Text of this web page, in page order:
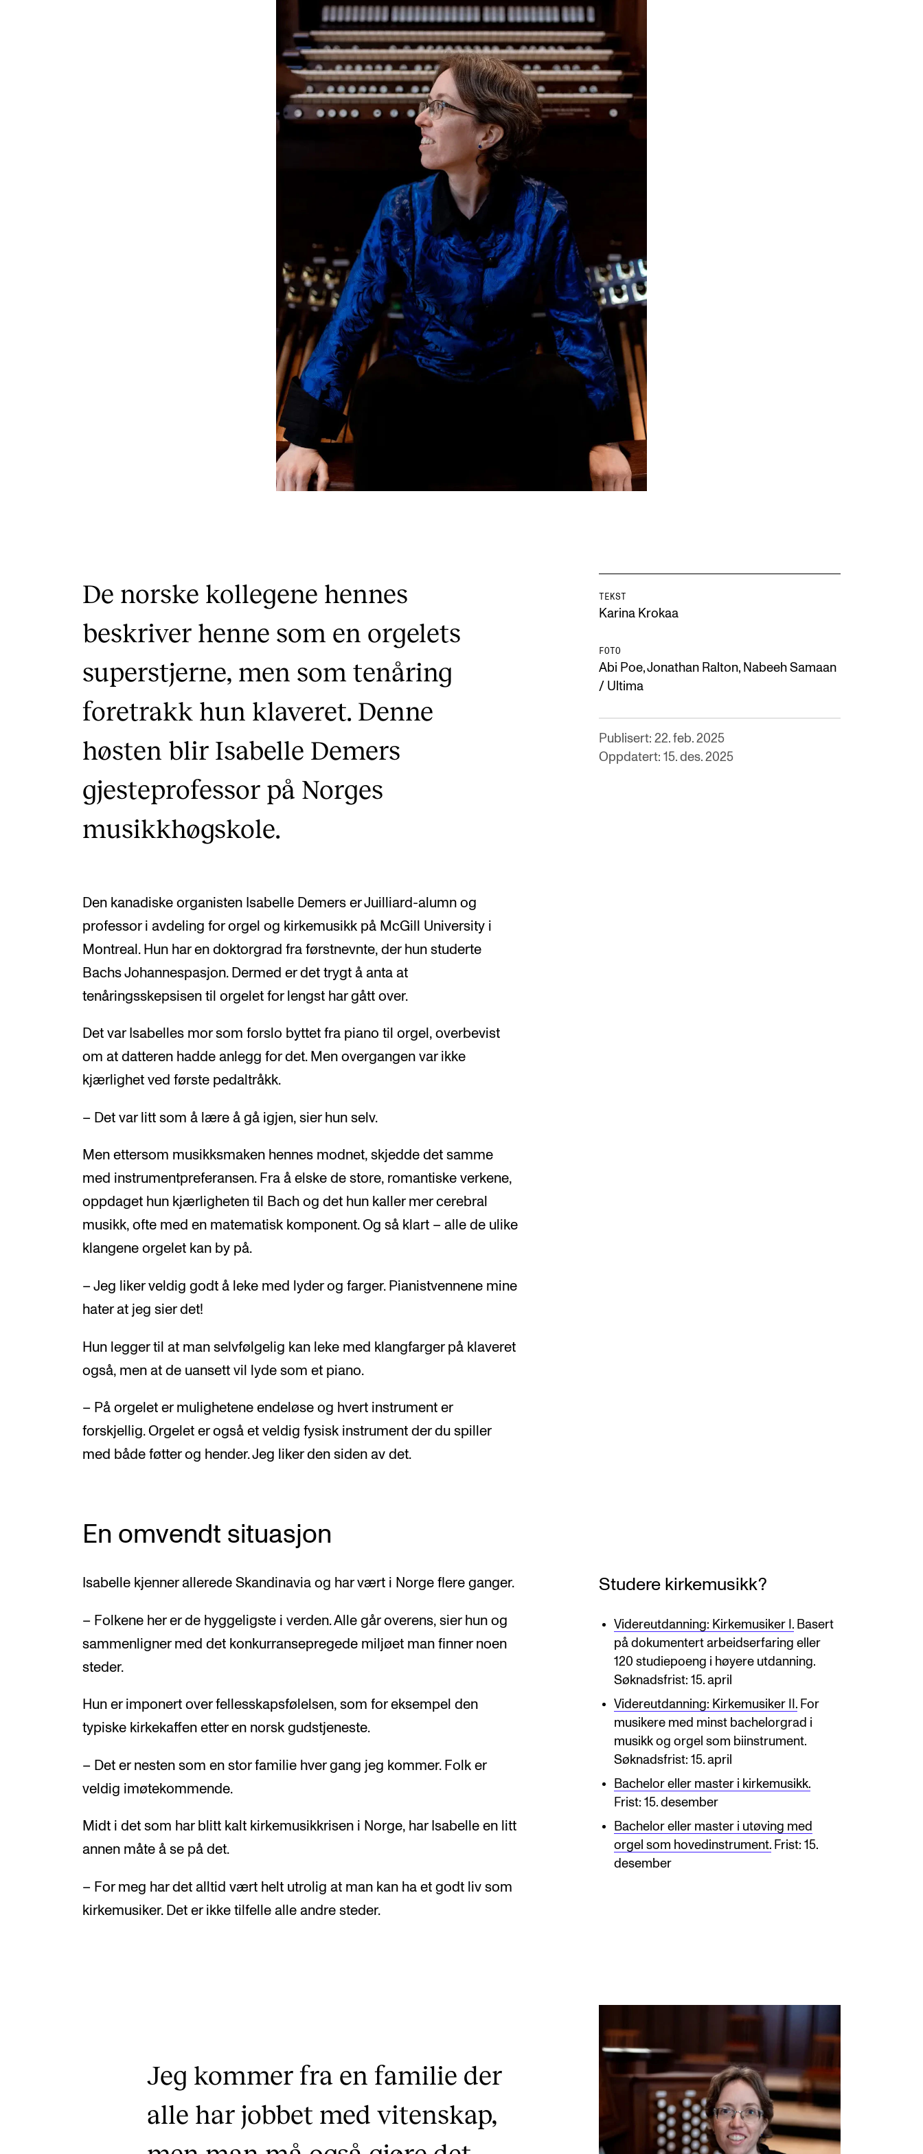
For ph.d.-programmet i musikkforskning
KONSERTER OG ARRANGEMENTER
Arrangementer for ansatte
Gjennomføre konserter og arrangementer
Markedsføring, program og plakat
Låne utstyr – lyd, lys og video
Konsertopptak
ORGANISASJON
Aktuelle saker
Strategier, planer og rapporter
Hvem gjør hva i administrasjonen
De norske kollegene hennes
beskriver henne som en orgelets
superstjerne, men som tenåring
foretrakk hun klaveret. Denne
høsten blir Isabelle Demers
gjesteprofessor på Norges
musikkhøgskole.
TEKST
Karina Krokaa
FOTO
Abi Poe, Jonathan Ralton, Nabeeh Samaan
/ Ultima
Publisert: 22. feb. 2025
Oppdatert: 15. des. 2025
Den kanadiske organisten Isabelle Demers er Juilliard-alumn og
professor i avdeling for orgel og kirkemusikk på McGill University i
Montreal. Hun har en doktorgrad fra førstnevnte, der hun studerte
Bachs Johannespasjon. Dermed er det trygt å anta at
tenåringsskepsisen til orgelet for lengst har gått over.
Det var Isabelles mor som forslo byttet fra piano til orgel, overbevist
om at datteren hadde anlegg for det. Men overgangen var ikke
kjærlighet ved første pedaltråkk.
– Det var litt som å lære å gå igjen, sier hun selv.
Men ettersom musikksmaken hennes modnet, skjedde det samme
med instrumentpreferansen. Fra å elske de store, romantiske verkene,
oppdaget hun kjærligheten til Bach og det hun kaller mer cerebral
musikk, ofte med en matematisk komponent. Og så klart – alle de ulike
klangene orgelet kan by på.
– Jeg liker veldig godt å leke med lyder og farger. Pianistvennene mine
hater at jeg sier det!
Hun legger til at man selvfølgelig kan leke med klangfarger på klaveret
også, men at de uansett vil lyde som et piano.
– På orgelet er mulighetene endeløse og hvert instrument er
forskjellig. Orgelet er også et veldig fysisk instrument der du spiller
med både føtter og hender. Jeg liker den siden av det.
En omvendt situasjon
Isabelle kjenner allerede Skandinavia og har vært i Norge flere ganger.
– Folkene her er de hyggeligste i verden. Alle går overens, sier hun og
sammenligner med det konkurransepregede miljøet man finner noen
steder.
Hun er imponert over fellesskapsfølelsen, som for eksempel den
typiske kirkekaffen etter en norsk gudstjeneste.
– Det er nesten som en stor familie hver gang jeg kommer. Folk er
veldig imøtekommende.
Midt i det som har blitt kalt kirkemusikkrisen i Norge, har Isabelle en litt
annen måte å se på det.
– For meg har det alltid vært helt utrolig at man kan ha et godt liv som
kirkemusiker. Det er ikke tilfelle alle andre steder.
Studere kirkemusikk?
Videreutdanning: Kirkemusiker I. Basert
på dokumentert arbeidserfaring eller
120 studiepoeng i høyere utdanning.
Søknadsfrist: 15. april
Videreutdanning: Kirkemusiker II. For
musikere med minst bachelorgrad i
musikk og orgel som biinstrument.
Søknadsfrist: 15. april
Bachelor eller master i kirkemusikk.
Frist: 15. desember
Bachelor eller master i utøving med
orgel som hovedinstrument. Frist: 15.
desember
Jeg kommer fra en familie der
alle har jobbet med vitenskap,